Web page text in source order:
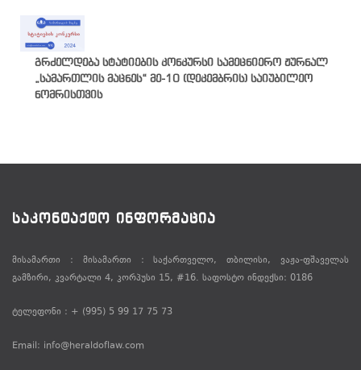
გრძელდება სტატიების კონკურსი სამეცნიერო ჟურნალ
„სამართლის მაცნეს“ მე-10 (დეკემბრის) საიუბილეო
ნომრისთვის
ᲡᲐᲙᲝᲜᲢᲐᲥᲢᲝ ᲘᲜᲤᲝᲠᲛᲐᲪᲘᲐ
მისამართი : მისამართი : საქართველო, თბილისი, ვაჟა-ფშაველას
გამზირი, კვარტალი 4, კორპუსი 15, #16. საფოსტო ინდექსი: 0186
ტელეფონი : + (995) 5 99 17 75 73
Email: info@heraldoflaw.com